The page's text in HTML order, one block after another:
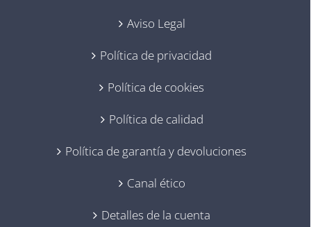
Aviso Legal
Política de privacidad
Política de cookies
Política de calidad
Política de garantía y devoluciones
Canal ético
Detalles de la cuenta